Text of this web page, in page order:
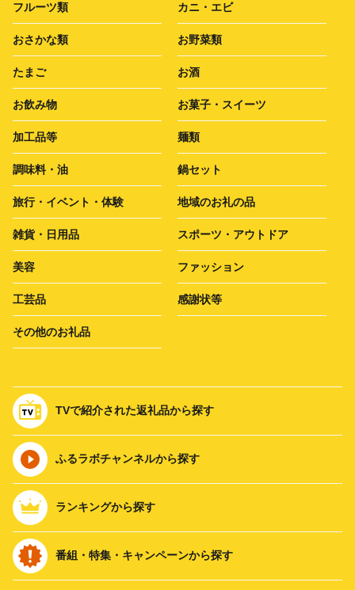
フルーツ類 カニ・エビ
おさかな類 お野菜類
たまご お酒
お飲み物 お菓子・スイーツ
加工品等 麺類
調味料・油 鍋セット
旅行・イベント・体験 地域のお礼の品
雑貨・日用品 スポーツ・アウトドア
美容 ファッション
工芸品 感謝状等
その他のお礼品
TVで紹介された返礼品から探す
ふるラボチャンネルから探す
ランキングから探す
番組・特集・キャンペーンから探す